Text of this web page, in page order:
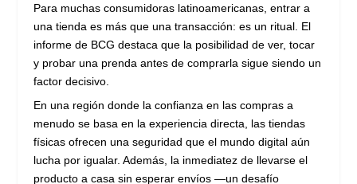
Para muchas consumidoras latinoamericanas, entrar a
una tienda es más que una transacción: es un ritual. El
informe de BCG destaca que la posibilidad de ver, tocar
y probar una prenda antes de comprarla sigue siendo un
factor decisivo.
En una región donde la confianza en las compras a
menudo se basa en la experiencia directa, las tiendas
físicas ofrecen una seguridad que el mundo digital aún
lucha por igualar. Además, la inmediatez de llevarse el
producto a casa sin esperar envíos —un desafío